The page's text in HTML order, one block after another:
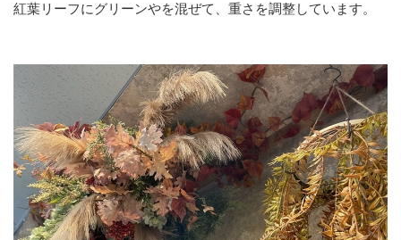
紅葉リーフにグリーンやを混ぜて、重さを調整しています。